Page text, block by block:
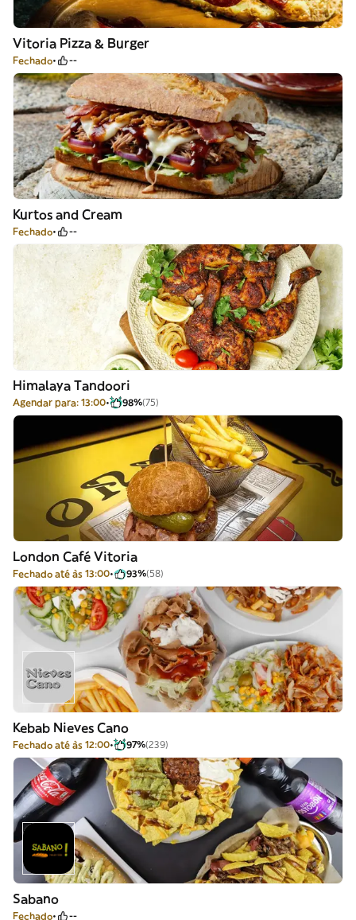
Vitoria Pizza & Burger
Fechado --
Kurtos and Cream
Fechado --
Himalaya Tandoori
Agendar para: 13:00 98%(75)
London Café Vitoria
Fechado até às 13:00 93%(58)
Kebab Nieves Cano
Fechado até às 12:00 97%(239)
Sabano
Fechado --